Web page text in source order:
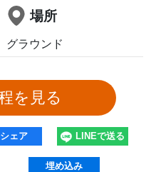
場所
グラウンド
シェア LINEで送る
埋め込み